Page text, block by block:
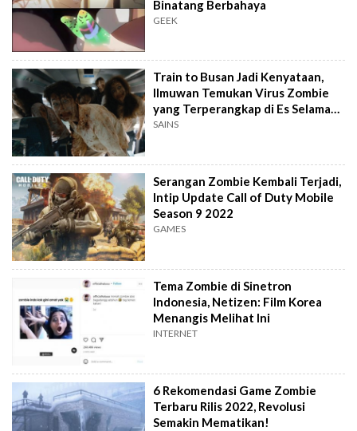
Binatang Berbahaya
GEEK
Train to Busan Jadi Kenyataan,
Ilmuwan Temukan Virus Zombie
yang Terperangkap di Es Selama
48.500 Tahun
SAINS
Serangan Zombie Kembali Terjadi,
Intip Update Call of Duty Mobile
Season 9 2022
GAMES
Tema Zombie di Sinetron
Indonesia, Netizen: Film Korea
Menangis Melihat Ini
INTERNET
6 Rekomendasi Game Zombie
Terbaru Rilis 2022, Revolusi
Semakin Mematikan!